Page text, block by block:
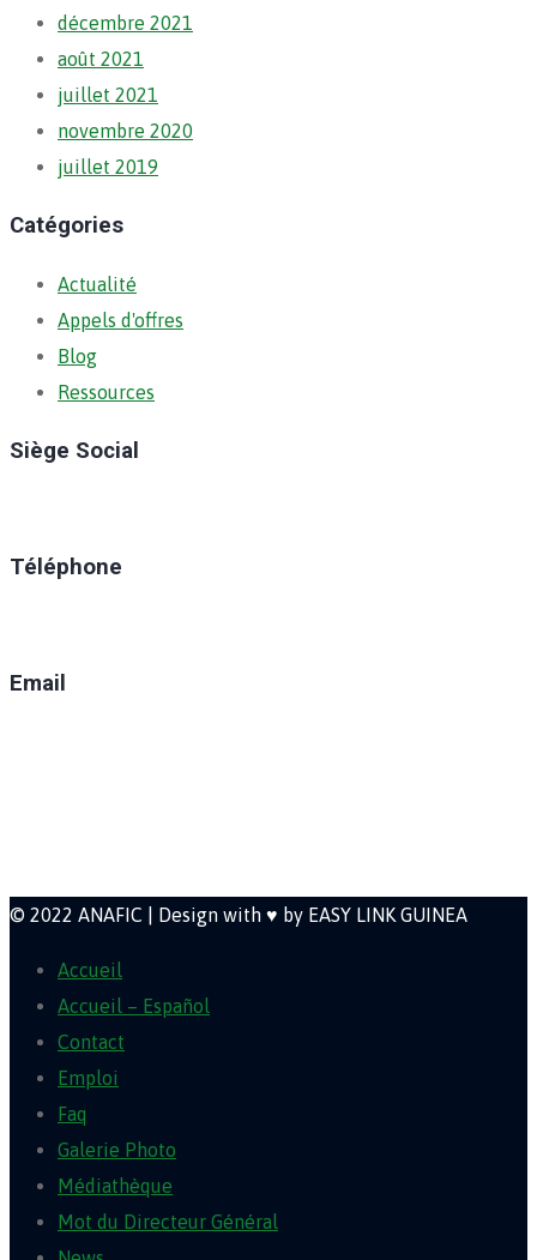
décembre 2021
août 2021
juillet 2021
novembre 2020
juillet 2019
Catégories
Actualité
Appels d'offres
Blog
Ressources
Siège Social
Téléphone
Email
© 2022 ANAFIC | Design with ♥ by EASY LINK GUINEA
Accueil
Accueil – Español
Contact
Emploi
Faq
Galerie Photo
Médiathèque
Mot du Directeur Général